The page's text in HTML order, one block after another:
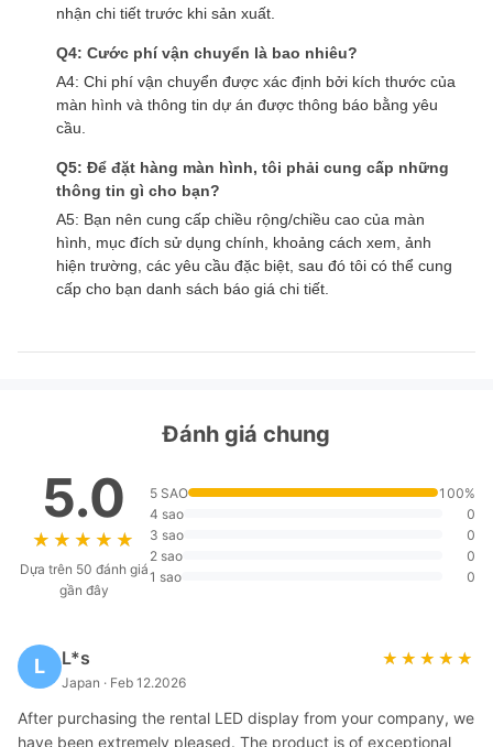
nhận chi tiết trước khi sản xuất.
Q4: Cước phí vận chuyển là bao nhiêu?
A4: Chi phí vận chuyển được xác định bởi kích thước của
màn hình và thông tin dự án được thông báo bằng yêu
cầu.
Q5: Để đặt hàng màn hình, tôi phải cung cấp những
thông tin gì cho bạn?
A5: Bạn nên cung cấp chiều rộng/chiều cao của màn
hình, mục đích sử dụng chính, khoảng cách xem, ảnh
hiện trường, các yêu cầu đặc biệt, sau đó tôi có thể cung
cấp cho bạn danh sách báo giá chi tiết.
Đánh giá chung
5.0
★★★★★
★★★★★
Dựa trên 50 đánh giá
gần đây
5 SAO
100%
4 sao
0
3 sao
0
2 sao
0
1 sao
0
L L*s
Japan · Feb 12.2026
★★★★★
★★★★★
After purchasing the rental LED display from your company, we
have been extremely pleased. The product is of exceptional